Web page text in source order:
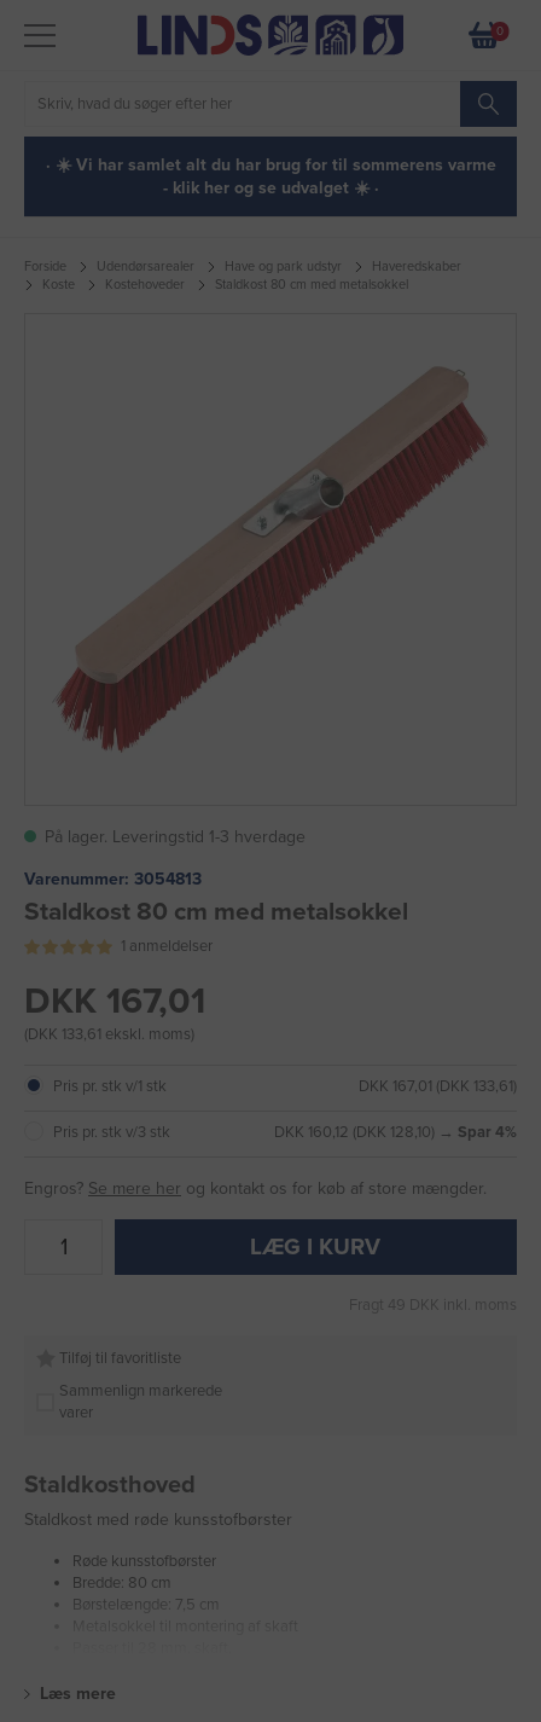
0
· ☀️ Vi har samlet alt du har brug for til sommerens varme
- klik her og se udvalget ☀️ ·
Forside Udendørsarealer Have og park udstyr
Haveredskaber
Koste
Kostehoveder Staldkost 80 cm med metalsokkel
På lager. Leveringstid 1-3 hverdage
Varenummer: 3054813
Staldkost 80 cm med metalsokkel
1 anmeldelser
DKK 167,01
(DKK 133,61 ekskl. moms)
Pris pr. stk v/1 stk DKK 167,01 (DKK 133,61)
Pris pr. stk v/3 stk DKK 160,12 (DKK 128,10) → Spar 4%
Engros? Se mere her og kontakt os for køb af store mængder.
LÆG I KURV
Fragt 49 DKK inkl. moms
Tilføj til favoritliste
Sammenlign markerede
varer
Staldkosthoved
Staldkost med røde kunsstofbørster
Røde kunsstofbørster
Bredde: 80 cm
Børstelængde: 7,5 cm
Læs mere